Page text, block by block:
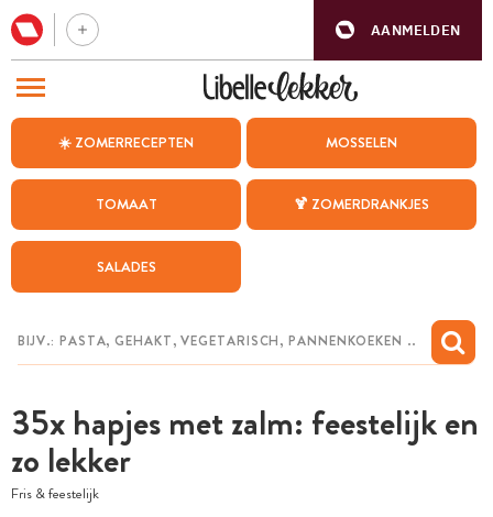
AANMELDEN
☀️ ZOMERRECEPTEN MOSSELEN
TOMAAT 🍹 ZOMERDRANKJES
SALADES
35x hapjes met zalm: feestelijk en
zo lekker
Fris & feestelijk
BEZOEK ONZE ANDERE WEBSITES
WEEKMENU
CHAT MET MAIA
MIJN BEWAARDE RECEPTEN